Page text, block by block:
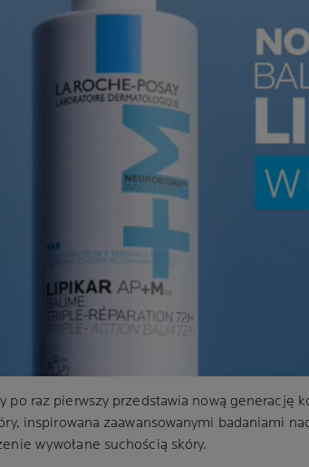
po raz pierwszy przedstawia nową generację
inspirowana zaawansowanymi badaniami
wywołane suchością skóry.